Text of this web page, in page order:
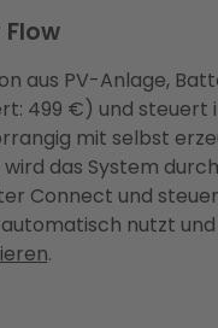
aus PV-Anlage,
499 €) und
mit selbst
das System
Connect und
nutzt
.